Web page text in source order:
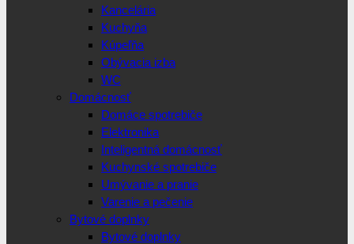
Kancelária
Kuchyňa
Kúpeľňa
Obývacia izba
WC
Domácnosť
Domáce spotrebiče
Elektronika
Inteligentná domácnosť
Kuchynské spotrebiče
Umývanie a pranie
Varenie a pečenie
Bytové doplnky
Bytové doplnky